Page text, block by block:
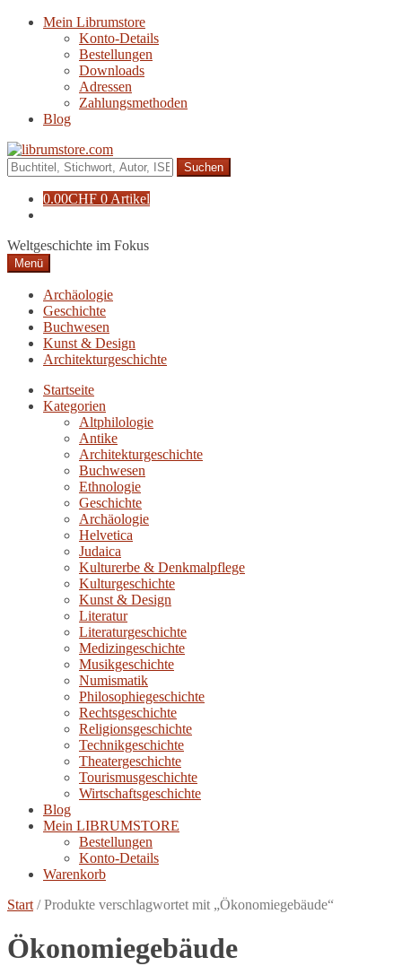
Navigation
Zum
Mein Librumstore
Konto-Details
Bestellungen
Downloads
Adressen
Zahlungsmethoden
Blog
Suche
nach:
0.00CHF 0 Artikel
Weltgeschichte im Fokus
Menü
Archäologie
Geschichte
Buchwesen
Kunst & Design
Architekturgeschichte
Startseite
Kategorien
Altphilologie
Antike
Architekturgeschichte
Buchwesen
Ethnologie
Geschichte
Archäologie
Helvetica
Judaica
Kulturerbe & Denkmalpflege
Kulturgeschichte
Kunst & Design
Literatur
Literaturgeschichte
Medizingeschichte
Musikgeschichte
Numismatik
Philosophiegeschichte
Rechtsgeschichte
Religionsgeschichte
Technikgeschichte
Theatergeschichte
Tourismusgeschichte
Wirtschaftsgeschichte
Blog
Mein LIBRUMSTORE
Bestellungen
Konto-Details
Warenkorb
Start /Produkte verschlagwortet mit „Ökonomiegebäude“
Ökonomiegebäude